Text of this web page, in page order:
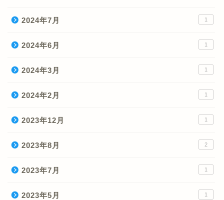
2024年7月 1
2024年6月 1
2024年3月 1
2024年2月 1
2023年12月 1
2023年8月 2
2023年7月 1
2023年5月 1